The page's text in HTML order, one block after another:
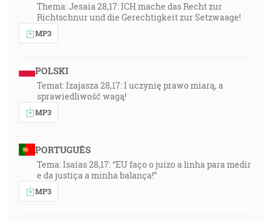
Thema: Jesaia 28,17: ICH mache das Recht zur
Richtschnur und die Gerechtigkeit zur Setzwaage!
MP3
POLSKI
Temat: Izajasza 28,17: I uczynię prawo miarą, a
sprawiedliwość wagą!
MP3
PORTUGUÊS
Tema: Isaías 28,17: “EU faço o juizo a linha para medir
e da justiça a minha balança!”
MP3